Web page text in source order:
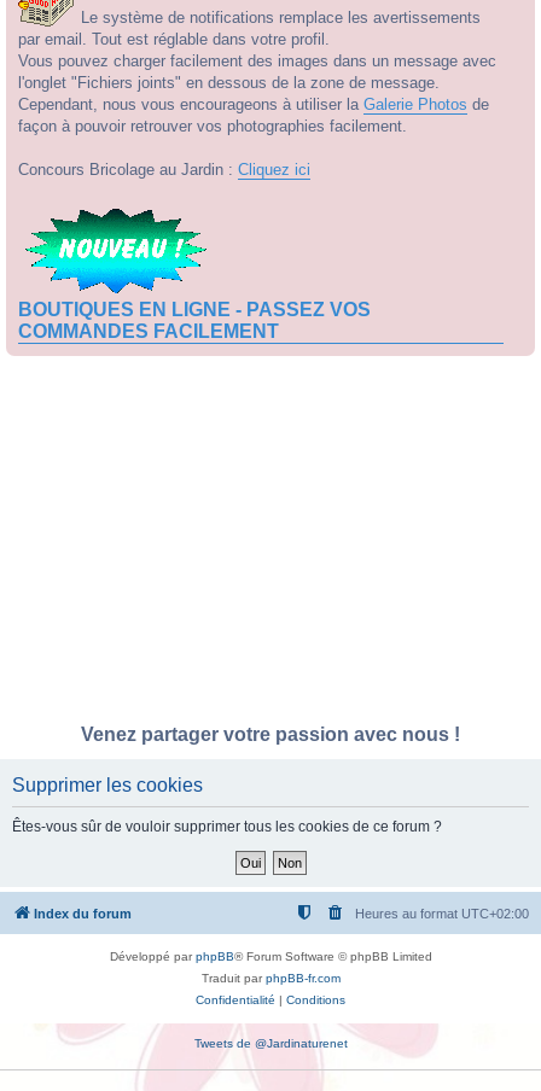
Le système de notifications remplace les avertissements
par email. Tout est réglable dans votre profil.
Vous pouvez charger facilement des images dans un message avec
l'onglet "Fichiers joints" en dessous de la zone de message.
Cependant, nous vous encourageons à utiliser la Galerie Photos de
façon à pouvoir retrouver vos photographies facilement.
Concours Bricolage au Jardin : Cliquez ici
BOUTIQUES EN LIGNE - PASSEZ VOS
COMMANDES FACILEMENT
Venez partager votre passion avec nous !
Supprimer les cookies
Êtes-vous sûr de vouloir supprimer tous les cookies de ce forum ?
Index du forum Heures au format UTC+02:00
Développé parphpBB® Forum Software © phpBB Limited
Traduit parphpBB-fr.com
Confidentialité | Conditions
Tweets de @Jardinaturenet